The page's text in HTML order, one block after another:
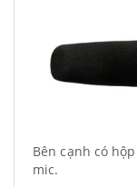
Bên cạnh có
mic.